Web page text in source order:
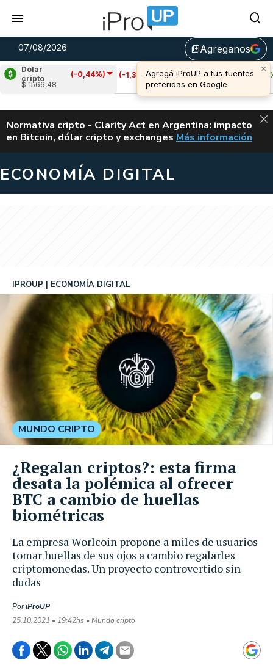
07/08/2026 library_addAgreganos
Dólar
cripto
(-0,44%)
$ 1566,48
Cardano (-1,33%)
u$s 0,20
Avalanche
(0,06%)
u$s 6,47
ALERTA
Normativa cripto - Clarity Act en Argentina: impacto
en Bitcoin, dólar cripto y exchanges CLARITY ACT EN
Más información
ECONOMÍA DIGITAL
La empresa Worlcoin propone a miles de usuarios
tomar huellas de sus ojos a cambio regalarles
criptomonedas. Un proyecto controvertido sin
dudas
IPROUP ECONOMÍA DIGITAL
PoriProUP
25.10.2021 • 19:42hs • Mundo cripto
MUNDO CRIPTO
¿Regalan criptos?: esta firma
desata la polémica al ofrecer
BTC a cambio de huellas
biométricas